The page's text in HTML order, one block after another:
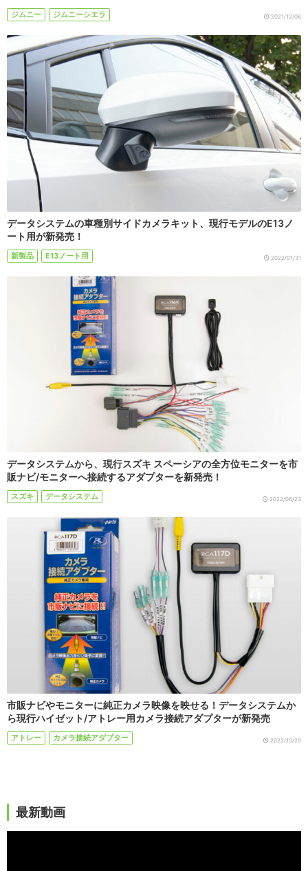
ジムニー ジムニーシエラ 2021/12/06
データシステムの車種別サイドカメラキット、現行モデルのE13ノ
ート用が新発売！
新製品 E13ノート用 2022/01/31
データシステムから、現行スズキ スペーシアの全方位モニターを市
販ナビ/モニターへ接続するアダプターを新発売！
スズキ データシステム 2022/06/23
市販ナビやモニターに純正カメラ映像を映せる！データシステムか
ら現行ハイゼット/アトレー用カメラ接続アダプターが新発売
アトレー カメラ接続アダプター 2022/10/20
最新動画